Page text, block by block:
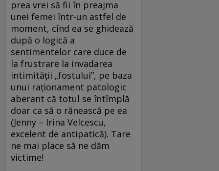
prea vrei să fii în preajma
unei femei într-un astfel de
moment, cînd ea se ghidează
după o logică a
sentimentelor care duce de
la frustrare la invadarea
intimităţii „fostului”, pe baza
unui raţionament patologic
aberant că totul se întîmplă
doar ca să o rănească pe ea
(Jenny – Irina Velcescu,
excelent de antipatică). Tare
ne mai place să ne dăm
victime!